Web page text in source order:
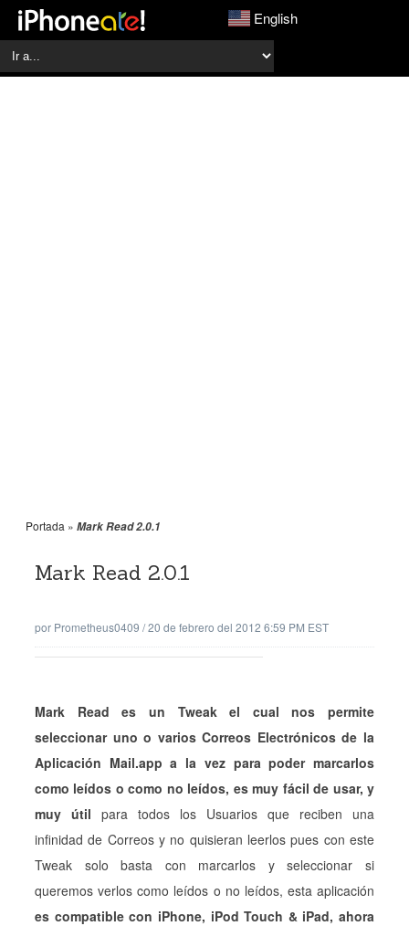
English
Portada » Mark Read 2.0.1
Mark Read 2.0.1
por Prometheus0409 /20 de febrero del 2012 6:59 PM EST
Mark Read es un Tweak el cual nos permite
seleccionar uno o varios Correos Electrónicos de la
Aplicación Mail.app a la vez para poder marcarlos
como leídos o como no leídos, es muy fácil de usar, y
muy útil para todos los Usuarios que reciben una
infinidad de Correos y no quisieran leerlos pues con este
Tweak solo basta con marcarlos y seleccionar si
queremos verlos como leídos o no leídos, esta aplicación
es compatible con iPhone, iPod Touch & iPad, ahora